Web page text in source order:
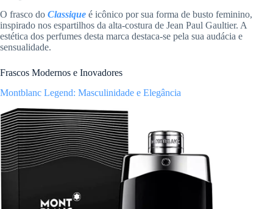
O frasco do Classique é icônico por sua forma de busto feminino,
inspirado nos espartilhos da alta-costura de Jean Paul Gaultier. A
estética dos perfumes desta marca destaca-se pela sua audácia e
sensualidade.
Frascos Modernos e Inovadores
Montblanc Legend: Masculinidade e Elegância